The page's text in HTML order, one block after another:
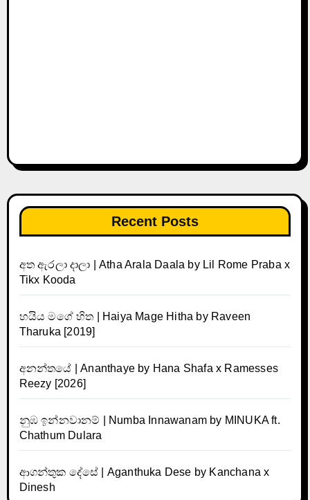
Recent Posts
අත ඇරලා දාලා | Atha Arala Daala by Lil Rome Praba x
Tikx Kooda
හයිය මගේ හිත | Haiya Mage Hitha by Raveen
Tharuka [2019]
අනන්තයේ | Ananthaye by Hana Shafa x Ramesses
Reezy [2026]
නුඹ ඉන්නවානම් | Numba Innawanam by MINUKA ft.
Chathum Dulara
ආගන්තුක දේසේ | Aganthuka Dese by Kanchana x
Dinesh